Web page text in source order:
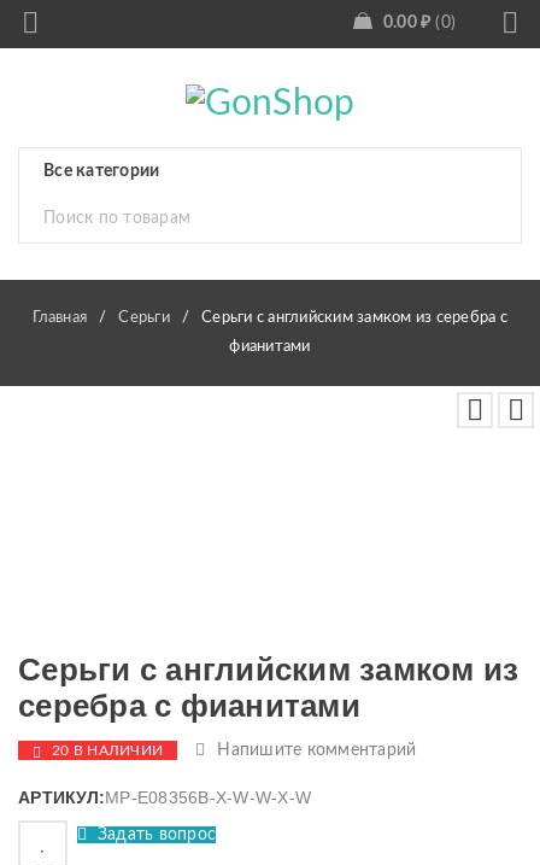
0.00 ₽ 0
Главная / Серьги /
Серьги с английским замком из серебра с
фианитами
Серьги с английским замком из
серебра с фианитами
20 В НАЛИЧИИ Напишите комментарий
АРТИКУЛ:MP-E08356B-X-W-W-X-W
Задать вопрос